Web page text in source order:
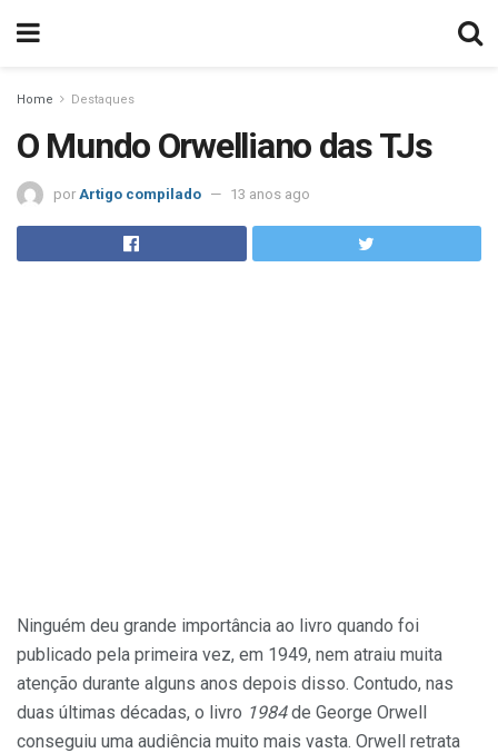
Home Destaques
O Mundo Orwelliano das TJs
por Artigo compilado 13 anos ago
Ninguém deu grande importância ao livro quando foi
publicado pela primeira vez, em 1949, nem atraiu muita
atenção durante alguns anos depois disso. Contudo, nas
duas últimas décadas, o livro 1984de George Orwell
conseguiu uma audiência muito mais vasta. Orwell retrata